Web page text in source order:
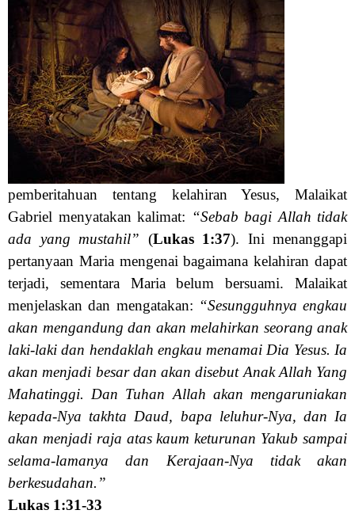
pemberitahuan tentang kelahiran Yesus, Malaikat
Gabriel menyatakan kalimat: “Sebab bagi Allah tidak
ada yang mustahil” (Lukas 1:37). Ini menanggapi
pertanyaan Maria mengenai bagaimana kelahiran dapat
terjadi, sementara Maria belum bersuami. Malaikat
menjelaskan dan mengatakan: “Sesungguhnya engkau
akan mengandung dan akan melahirkan seorang anak
laki-laki dan hendaklah engkau menamai Dia Yesus. Ia
akan menjadi besar dan akan disebut Anak Allah Yang
Mahatinggi. Dan Tuhan Allah akan mengaruniakan
kepada-Nya takhta Daud, bapa leluhur-Nya, dan Ia
akan menjadi raja atas kaum keturunan Yakub sampai
selama-lamanya dan Kerajaan-Nya tidak akan
berkesudahan.”
Lukas 1:31-33